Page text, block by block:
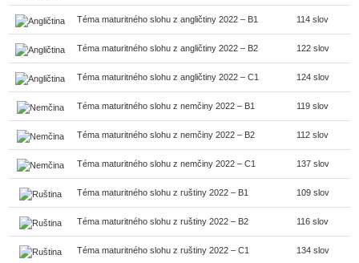
Téma maturitného slohu z angličtiny 2022 – B1 114 slov
Téma maturitného slohu z angličtiny 2022 – B2 122 slov
Téma maturitného slohu z angličtiny 2022 – C1 124 slov
Téma maturitného slohu z nemčiny 2022 – B1 119 slov
Téma maturitného slohu z nemčiny 2022 – B2 112 slov
Téma maturitného slohu z nemčiny 2022 – C1 137 slov
Téma maturitného slohu z ruštiny 2022 – B1 109 slov
Téma maturitného slohu z ruštiny 2022 – B2 116 slov
Téma maturitného slohu z ruštiny 2022 – C1 134 slov